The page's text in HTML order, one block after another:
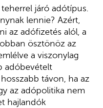
járó adótípus.
lennie? Azért,
az adófizetés alól, a
ösztönöz az
a viszonylag
adóbevételt
távon, ha az
az adópolitika nem
hajlandók